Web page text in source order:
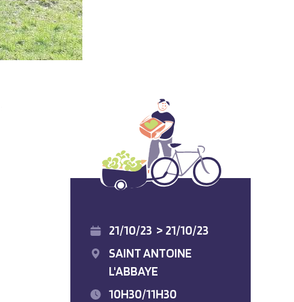
21/10/23 > 21/10/23
SAINT ANTOINE
L'ABBAYE
10H30/11H30